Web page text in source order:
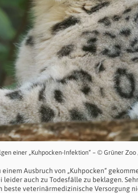
einer „Kuhpocken-Infektion“ – © Grüner
Ausbruch von „Kuhpocken“
auch zu Todesfälle zu beklagen.
veterinärmedizinische Versorgung